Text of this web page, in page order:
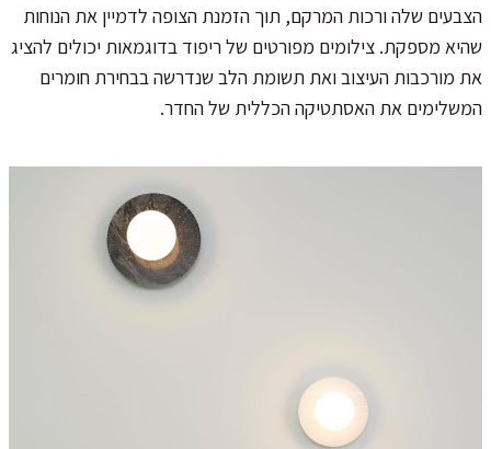
הצבעים שלה ורכות המרקם, תוך הזמנת הצופה לדמיין את הנוחות
שהיא מספקת. צילומים מפורטים של ריפוד בדוגמאות יכולים להציג
את מורכבות העיצוב ואת תשומת הלב שנדרשה בבחירת חומרים
המשלימים את האסתטיקה הכללית של החדר.